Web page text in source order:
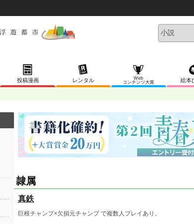
投稿漫画 レンタル
Web
コンテンツ大賞
絵本
隷属
真鉄
巨根チャンプ×欠損元チャンプ で複数人プレイあり。